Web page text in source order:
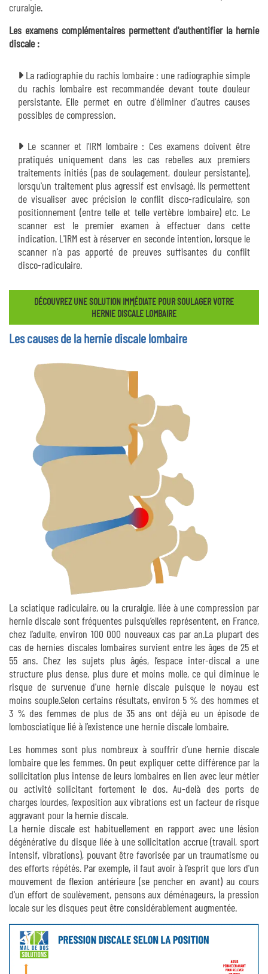
cruralgie.
Les examens complémentaires permettent d'authentifier la hernie
discale :
La radiographie du rachis lombaire : une radiographie simple
du rachis lombaire est recommandée devant toute douleur
persistante. Elle permet en outre d'éliminer d'autres causes
possibles de compression.
Le scanner et l'IRM lombaire : Ces examens doivent être
pratiqués uniquement dans les cas rebelles aux premiers
traitements initiés (pas de soulagement, douleur persistante),
lorsqu'un traitement plus agressif est envisagé. Ils permettent
de visualiser avec précision le conflit disco-radiculaire, son
positionnement (entre telle et telle vertèbre lombaire) etc. Le
scanner est le premier examen à effectuer dans cette
indication. L'IRM est à réserver en seconde intention, lorsque le
scanner n'a pas apporté de preuves suffisantes du conflit
disco-radiculaire.
DÉCOUVREZ UNE SOLUTION IMM֤ÉDIATE POUR SOULAGER VOTRE
HERNIE DISCALE LOMBAIRE
Les causes de la hernie discale lombaire
La sciatique radiculaire, ou la cruralgie, liée à une compression par
hernie discale sont fréquentes puisqu’elles représentent, en France,
chez l’adulte, environ 100 000 nouveaux cas par an.La plupart des
cas de hernies discales lombaires survient entre les âges de 25 et
55 ans. Chez les sujets plus âgés, l’espace inter-discal a une
structure plus dense, plus dure et moins molle, ce qui diminue le
risque de survenue d'une hernie discale puisque le noyau est
moins souple.Selon certains résultats, environ 5 % des hommes et
3 % des femmes de plus de 35 ans ont déjà eu un épisode de
lombosciatique lié à l’existence une hernie discale lombaire.
Les hommes sont plus nombreux à souffrir d’une hernie discale
lombaire que les femmes. On peut expliquer cette différence par la
sollicitation plus intense de leurs lombaires en lien avec leur métier
ou activité sollicitant fortement le dos. Au-delà des ports de
charges lourdes, l’exposition aux vibrations est un facteur de risque
aggravant pour la hernie discale.
La hernie discale est habituellement en rapport avec une lésion
dégénérative du disque liée à une sollicitation accrue (travail, sport
intensif, vibrations), pouvant être favorisée par un traumatisme ou
des efforts répétés. Par exemple, il faut avoir à l’esprit que lors d'un
mouvement de flexion antérieure (se pencher en avant) au cours
d'un effort de soulèvement, pensons aux déménageurs, la pression
locale sur les disques peut être considérablement augmentée.